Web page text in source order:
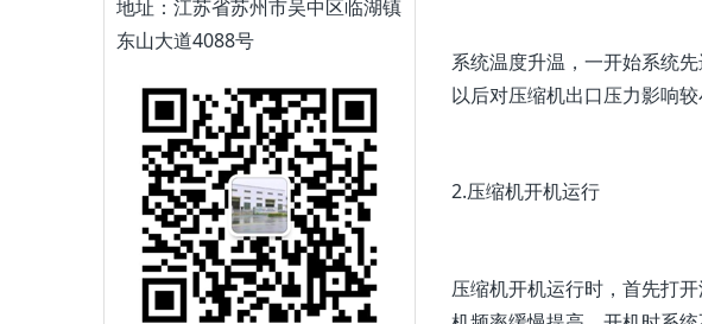
系统温度升温，一开始系统
以后对压缩机出口压力影响较
2.压缩机开机运行
压缩机开机运行时，首先打
地址：江苏省苏州市吴中区临湖镇
东山大道4088号